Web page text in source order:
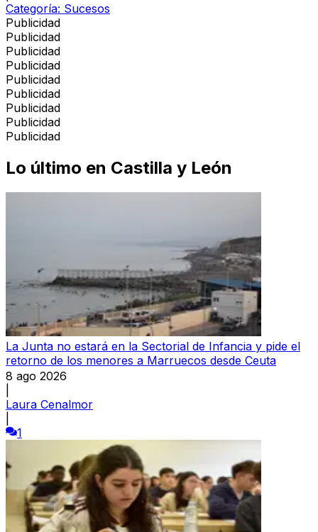
Categoría: Sucesos
Publicidad
Publicidad
Publicidad
Publicidad
Publicidad
Publicidad
Publicidad
Publicidad
Publicidad
Lo último en Castilla y León
La Junta no estará en la Sectorial de Infancia y pide el
retorno de los menores a Marruecos desde Ceuta
8 ago 2026
Laura Cenalmor
1